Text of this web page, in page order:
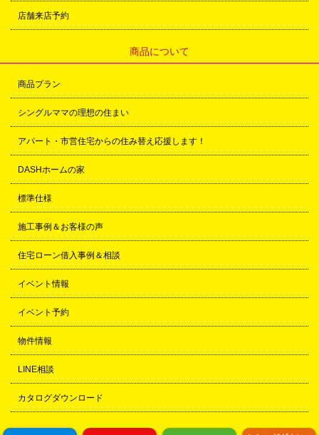
店舗来店予約
商品について
商品プラン
シングルママの理想の住まい
アパート・市営住宅からの住み替え応援します！
DASHホームの家
標準仕様
施工事例＆お客様の声
住宅ローン借入事例＆相談
イベント情報
イベント予約
物件情報
LINE相談
カタログダウンロード